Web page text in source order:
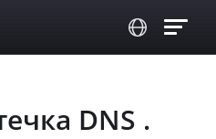
DNS .